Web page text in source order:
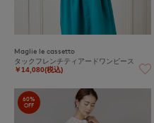
Maglie le cassetto
タックフレンチティアードワンピース
￥14,080(税込)
60%
OFF